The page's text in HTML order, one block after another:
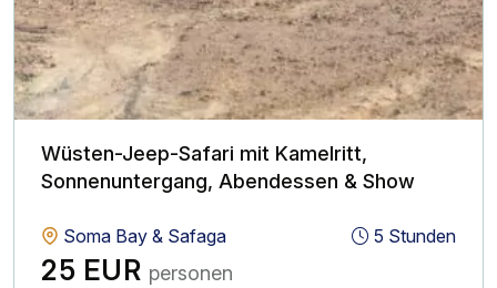
Wüsten-Jeep-Safari mit Kamelritt,
Sonnenuntergang, Abendessen & Show
Soma Bay & Safaga 5 Stunden
25 EUR personen